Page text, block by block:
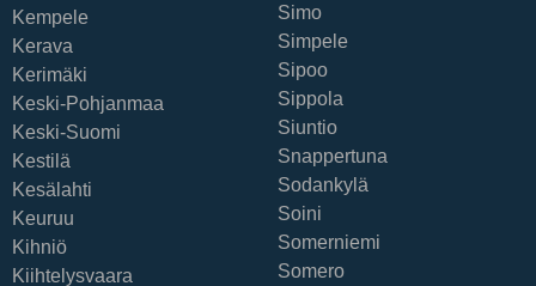
Kempele
Kerava
Kerimäki
Keski-Pohjanmaa
Keski-Suomi
Kestilä
Kesälahti
Keuruu
Kihniö
Kiihtelysvaara
Simo
Simpele
Sipoo
Sippola
Siuntio
Snappertuna
Sodankylä
Soini
Somerniemi
Somero